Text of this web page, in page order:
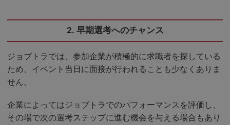
2. 早期選考へのチャンス
ジョブトラでは、参加企業が積極的に求職者を探している
ため、イベント当日に面接が行われることも少なくありま
せん。
企業によってはジョブトラでのパフォーマンスを評価し、
その場で次の選考ステップに進む機会を与える場合もあり